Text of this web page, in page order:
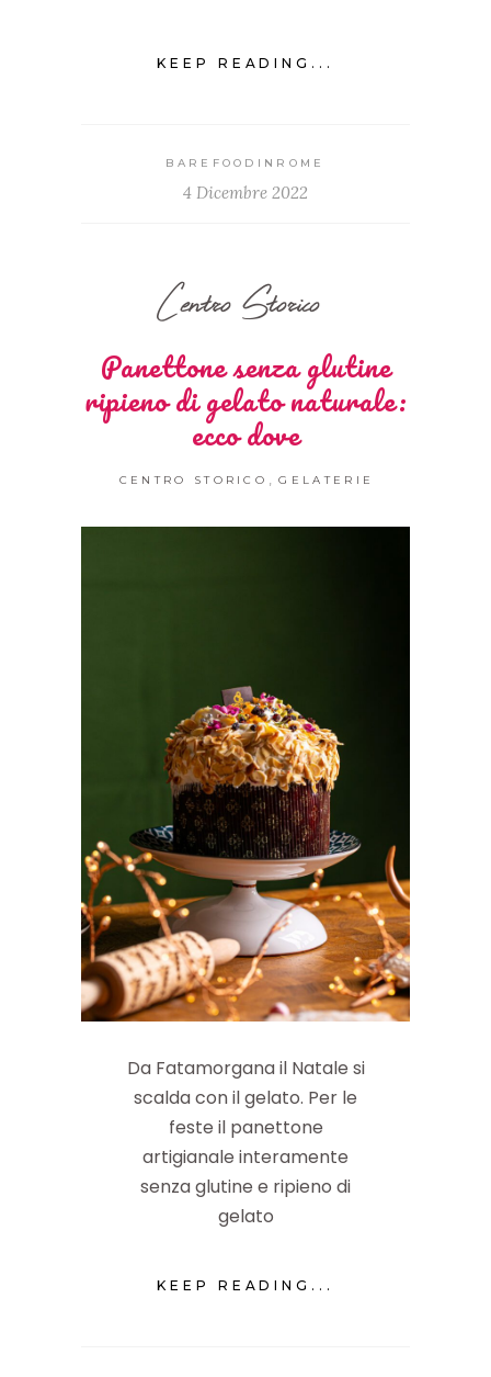
KEEP READING...
BAREFOODINROME
4 Dicembre 2022
Centro Storico
Panettone senza glutine
ripieno di gelato naturale:
ecco dove
CENTRO STORICO , GELATERIE
Da Fatamorgana il Natale si
scalda con il gelato. Per le
feste il panettone
artigianale interamente
senza glutine e ripieno di
gelato
KEEP READING...